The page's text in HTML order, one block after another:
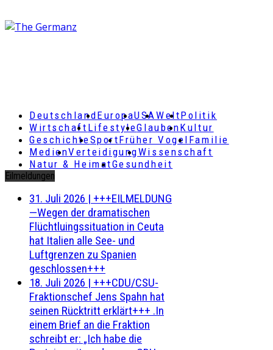
DeutschlandEuropaUSAWeltPolitik
Wirtschaft LifestyleGlaubenKultur
GeschichteSportFrüher Vogel Familie
MedienVerteidigungWissenschaft
Natur & HeimatGesundheit
Eilmeldungen
31. Juli 2026 | +++EILMELDUNG
—Wegen der dramatischen
Flüchtluingssituation in Ceuta
hat Italien alle See- und
Luftgrenzen zu Spanien
geschlossen+++
18. Juli 2026 | +++CDU/CSU-
Fraktionschef Jens Spahn hat
seinen Rücktritt erklärt+++ .In
einem Brief an die Fraktion
schreibt er: „Ich habe die